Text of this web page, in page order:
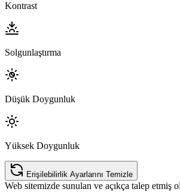
Kontrast
Solgunlaştırma
Düşük Doygunluk
Yüksek Doygunluk
Erişilebilirlik Ayarlarını Temizle
Web sitemizde sunulan ve açıkça talep